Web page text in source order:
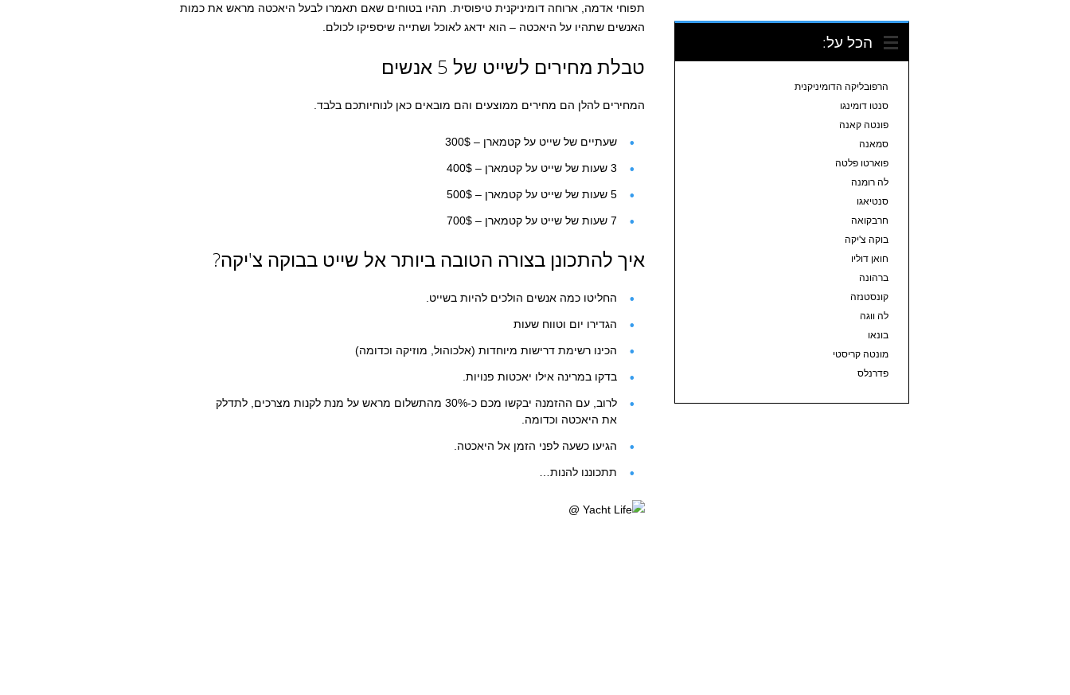
תפוחי אדמה, ארוחה דומיניקנית טיפוסית. תהיו בטוחים שאם תאמרו לבעל היאכטה מראש את כמות
האנשים שתהיו על היאכטה – הוא ידאג לאוכל ושתייה שיספיקו לכולם.
טבלת מחירים לשייט של 5 אנשים
המחירים להלן הם מחירים ממוצעים והם מובאים כאן לנוחיותכם בלבד.
שעתיים של שייט על קטמארן – 300$
3 שעות של שייט על קטמארן – 400$
5 שעות של שייט על קטמארן – 500$
7 שעות של שייט על קטמארן – 700$
איך להתכונן בצורה הטובה ביותר אל שייט בבוקה צ'יקה?
החליטו כמה אנשים הולכים להיות בשייט.
הגדירו יום וטווח שעות
הכינו רשימת דרישות מיוחדות (אלכוהול, מוזיקה וכדומה)
בדקו במרינה אילו יאכטות פנויות.
לרוב, עם ההזמנה יבקשו מכם כ-30% מהתשלום מראש על מנת לקנות מצרכים, לתדלק
את היאכטה וכדומה.
הגיעו כשעה לפני הזמן אל היאכטה.
תתכוננו להנות…
הכל על:
הרפובליקה הדומיניקנית
סנטו דומינגו
פונטה קאנה
סמאנה
פוארטו פלטה
לה רומנה
סנטיאגו
חרבקואה
בוקה צ'יקה
חואן דוליו
ברהונה
קונסטנזה
לה ווגה
בונאו
מונטה קריסטי
פדרנלס